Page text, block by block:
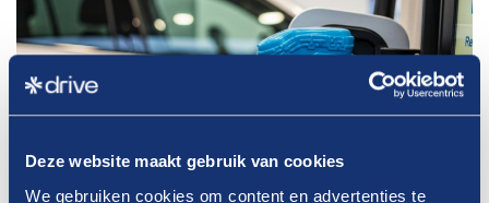
Deze website maakt gebruik van cookies
We gebruiken cookies om content en advertenties te